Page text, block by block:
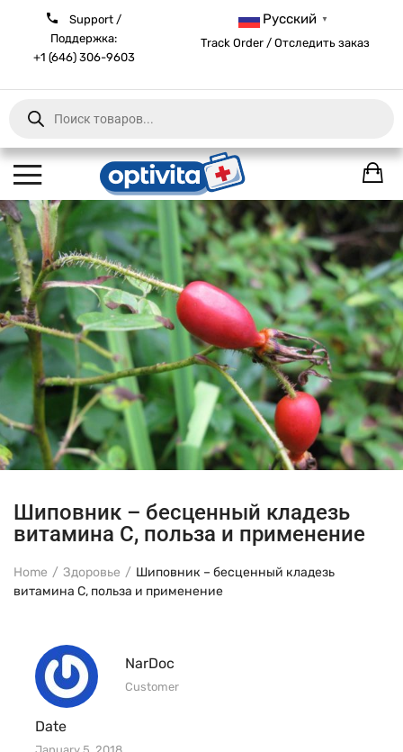
Support /
Поддержка:
+1 (646) 306-9603
Русский ▼
Track Order / Отследить заказ
Products
search
Шиповник – бесценный кладезь
витамина С, польза и применение
Home Здоровье
Шиповник – бесценный кладезь
витамина С, польза и применение
NarDoc
Customer
Date